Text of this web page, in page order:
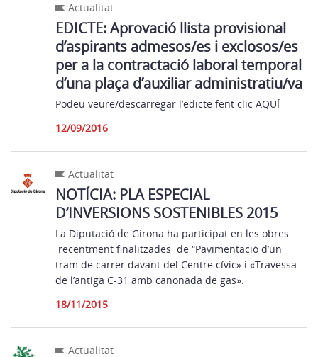
Actualitat
EDICTE: Aprovació llista provisional
d’aspirants admesos/es i exclosos/es
per a la contractació laboral temporal
d’una plaça d’auxiliar administratiu/va
Podeu veure/descarregar l’edicte fent clic AQUÍ
12/09/2016
Actualitat
NOTÍCIA: PLA ESPECIAL
D’INVERSIONS SOSTENIBLES 2015
La Diputació de Girona ha participat en les obres
recentment finalitzades de “Pavimentació d’un
tram de carrer davant del Centre cívic» i «Travessa
de l’antiga C-31 amb canonada de gas».
18/11/2015
Actualitat